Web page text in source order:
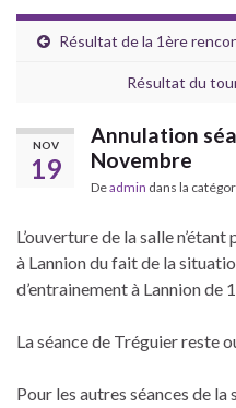
Résultat de la 1ère
Résultat du
NOV
19
Annulation
Novembre
Deadmin dans la
L’ouverture de la salle
à Lannion du fait de la
d’entrainement à Lannion de
La séance de Tréguier reste
Pour les autres séances de